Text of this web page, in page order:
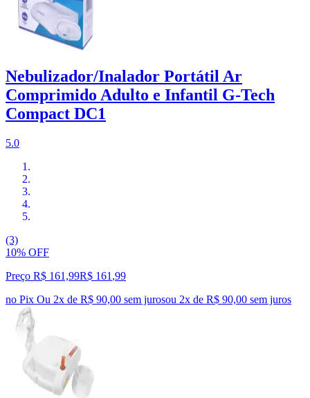
Nebulizador/Inalador Portátil Ar
Comprimido Adulto e Infantil G-Tech
Compact DC1
5.0
(3)
10% OFF
Preço R$ 161,99R$ 161 ,99
no Pix Ou 2x de R$ 90,00 sem jurosou 2x de R$ 90,00 sem juros